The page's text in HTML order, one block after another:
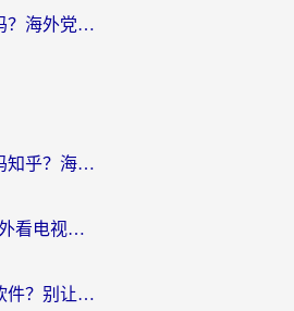
穿梭和奇游手游好用吗？海外党亲测3款回国加速器，附蜜蜂加速器七天试用攻略
国外可以看央视影音吗知乎？海外党亲测有效的回国加速方案
海外党必看：选对“海外看电视剧软件”，再也不用愁国内剧刷不了
国外如何听国内音乐软件？别让地域限制，断了你的中文歌单